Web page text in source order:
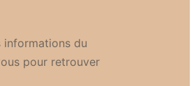
informations du
pour retrouver